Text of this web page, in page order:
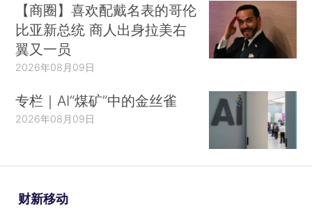
【商圈】喜欢配戴名表的哥伦
比亚新总统 商人出身拉美右
翼又一员
2026年08月09日
专栏｜AI“煤矿”中的金丝雀
2026年08月09日
财新移动